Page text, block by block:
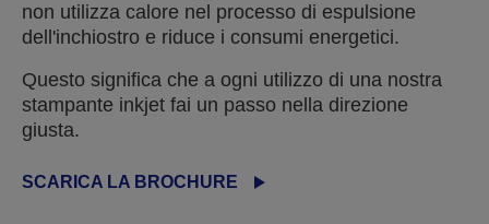
non utilizza calore nel processo di espulsione
dell'inchiostro e riduce i consumi energetici.
Questo significa che a ogni utilizzo di una nostra
stampante inkjet fai un passo nella direzione
giusta.
SCARICA LA BROCHURE